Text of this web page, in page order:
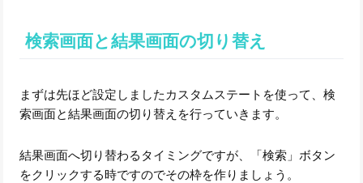
検索画面と結果画面の切り替え
まずは先ほど設定しましたカスタムステートを使って、検
索画面と結果画面の切り替えを行っていきます。
結果画面へ切り替わるタイミングですが、「検索」ボタン
をクリックする時ですのでその枠を作りましょう。